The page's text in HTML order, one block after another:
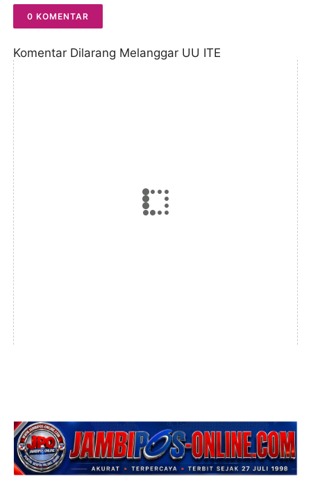
0 KOMENTAR
Komentar Dilarang Melanggar UU ITE